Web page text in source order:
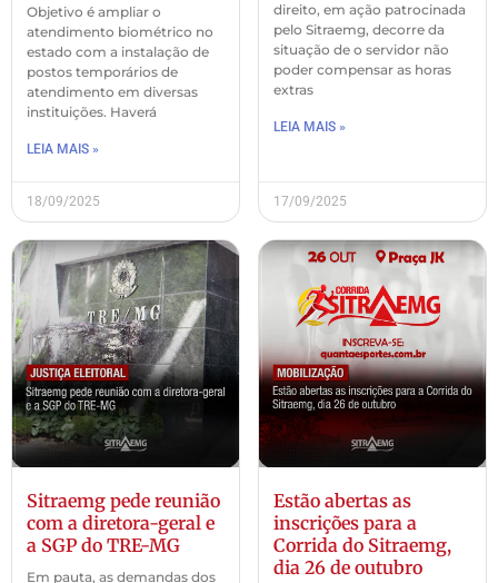
Objetivo é ampliar o
atendimento biométrico no
estado com a instalação de
postos temporários de
atendimento em diversas
instituições. Haverá
LEIA MAIS »
18/09/2025
direito, em ação patrocinada
pelo Sitraemg, decorre da
situação de o servidor não
poder compensar as horas
extras
LEIA MAIS »
17/09/2025
Sitraemg pede reunião
com a diretora-geral e
a SGP do TRE-MG
Em pauta, as demandas dos
Estão abertas as
inscrições para a
Corrida do Sitraemg,
dia 26 de outubro